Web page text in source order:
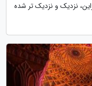
نزدیک و نزدیک تر شده